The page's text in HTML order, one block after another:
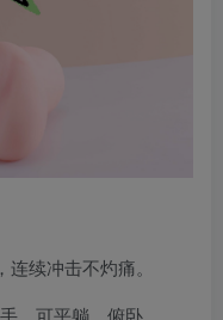
连续冲击不灼痛。